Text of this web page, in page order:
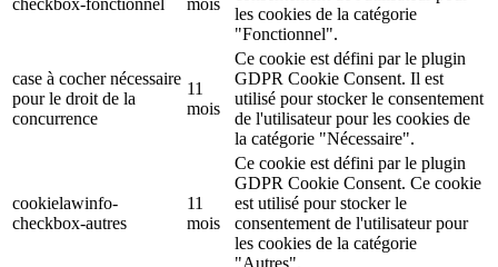
checkbox-fonctionnel
mois
les cookies de la catégorie
"Fonctionnel".
case à cocher nécessaire
pour le droit de la
concurrence
11
mois
Ce cookie est défini par le plugin
GDPR Cookie Consent. Il est
utilisé pour stocker le consentement
de l'utilisateur pour les cookies de
la catégorie "Nécessaire".
cookielawinfo-
checkbox-autres
11
mois
Ce cookie est défini par le plugin
GDPR Cookie Consent. Ce cookie
est utilisé pour stocker le
consentement de l'utilisateur pour
les cookies de la catégorie